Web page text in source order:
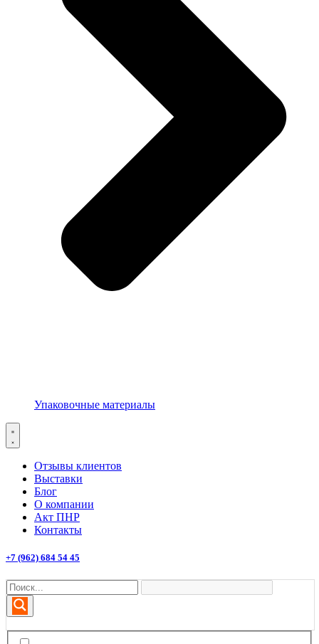
Упаковочные материалы
Отзывы клиентов
Выставки
Блог
О компании
Акт ПНР
Контакты
+7 (962) 684 54 45